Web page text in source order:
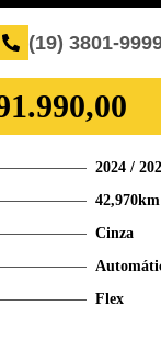
(19) 3801-
2024/
42,970km
Cinza
Flex